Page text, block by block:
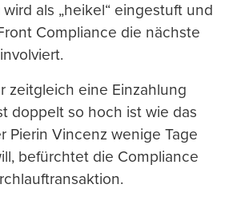
als „heikel“ eingestuft und
Compliance die nächste
zeitgleich eine Einzahlung
doppelt so hoch ist wie das
Pierin Vincenz wenige Tage
befürchtet die Compliance